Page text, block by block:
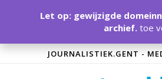
JOURNALISTIEK.GENT -
Let op: gewijzigde
archief.toe